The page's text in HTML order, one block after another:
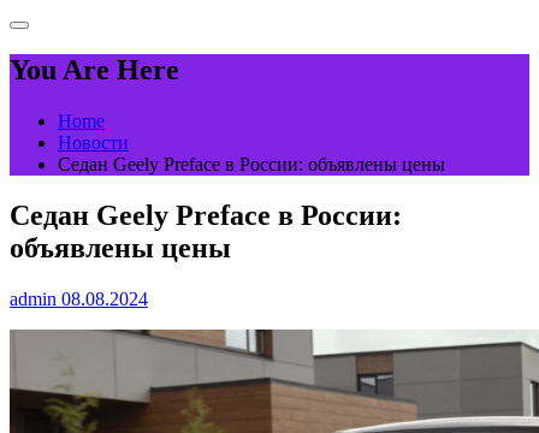
You Are Here
Home
Новости
Седан Geely Preface в России: объявлены цены
Седан Geely Preface в России:
объявлены цены
admin 08.08.2024